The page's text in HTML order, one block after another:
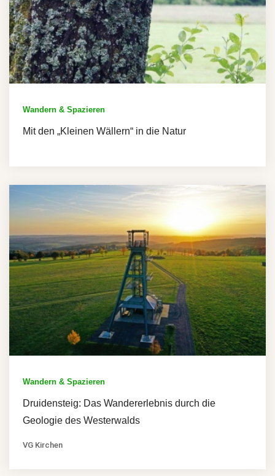
Wandern & Spazieren
Mit den „Kleinen Wällern“ in die Natur
Wandern & Spazieren
Druidensteig: Das Wandererlebnis durch die
Geologie des Westerwalds
VG Kirchen